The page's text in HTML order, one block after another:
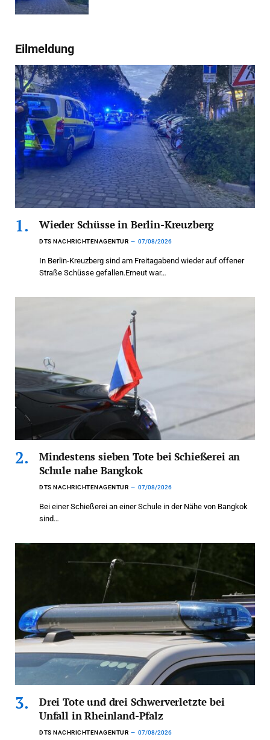
Eilmeldung
Wieder Schüsse in Berlin-Kreuzberg
DTS NACHRICHTENAGENTUR 07/08/2026
In Berlin-Kreuzberg sind am Freitagabend wieder auf offener
Straße Schüsse gefallen.Erneut war…
Mindestens sieben Tote bei Schießerei an
Schule nahe Bangkok
DTS NACHRICHTENAGENTUR 07/08/2026
Bei einer Schießerei an einer Schule in der Nähe von Bangkok
sind…
Drei Tote und drei Schwerverletzte bei
Unfall in Rheinland-Pfalz
DTS NACHRICHTENAGENTUR 07/08/2026